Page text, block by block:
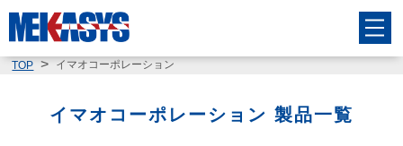
TOP イマオコーポレーション
イマオコーポレーション 製品一覧